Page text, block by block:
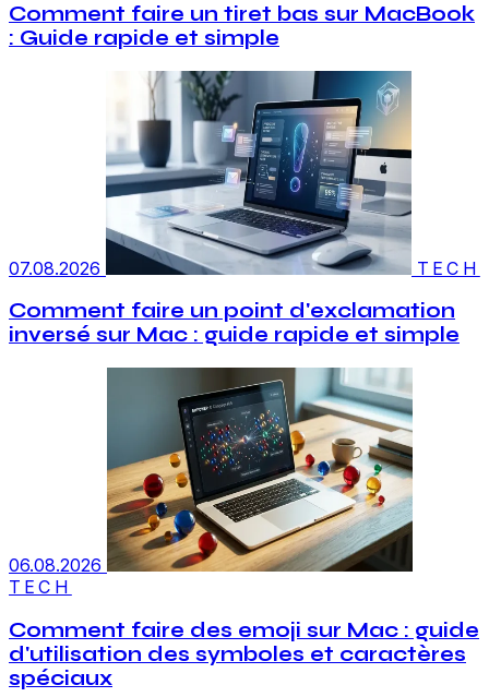
Comment faire un tiret bas sur MacBook
: Guide rapide et simple
07.08.2026 TECH
Comment faire un point d'exclamation
inversé sur Mac : guide rapide et simple
06.08.2026
TECH
Comment faire des emoji sur Mac : guide
d'utilisation des symboles et caractères
spéciaux